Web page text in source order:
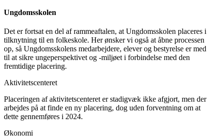
Ungdomsskolen
Det er fortsat en del af rammeaftalen, at Ungdomsskolen placeres i
tilknytning til en folkeskole. Her ønsker vi også at åbne processen
op, så Ungdomsskolens medarbejdere, elever og bestyrelse er med
til at sikre ungeperspektivet og -miljøet i forbindelse med den
fremtidige placering.
Aktivitetscenteret
Placeringen af aktivitetscenteret er stadigvæk ikke afgjort, men der
arbejdes på at finde en ny placering, dog uden forventning om at
dette gennemføres i 2024.
Økonomi